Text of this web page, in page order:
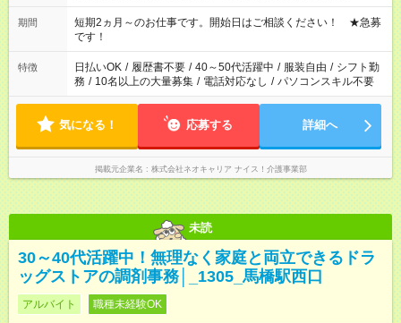
家庭の都合でお休みが必要な場合も遠慮なくご相談ください。
※週最低15時間以上の勤務が必要です
期間
短期2ヵ月～のお仕事です。開始日はご相談ください！ ★急募
です！
特徴 日払いOK / 履歴書不要 / 40～50代活躍中 / 服装自由 / シフト勤
務 / 10名以上の大量募集 / 電話対応なし / パソコンスキル不要
気になる！ 応募する 詳細へ
掲載元企業名 株式会社ネオキャリア ナイス！介護事業部
未読
30～40代活躍中！無理なく家庭と両立できるドラ
ッグストアの調剤事務│_1305_馬橋駅西口
アルバイト 職種未経験OK